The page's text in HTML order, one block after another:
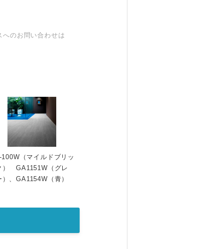
のお問い合わせは
（マイルドブリッ
） GA1151W（グレ
）、GA1154W（青）